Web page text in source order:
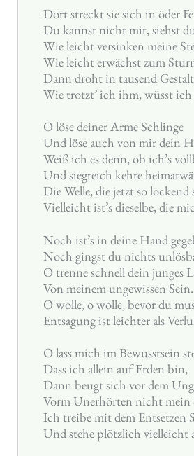
Dort streckt sie sich in öder
Du kannst nicht mit, siehst
Wie leicht versinken meine
Wie leicht erwächst zum
Dann droht in tausend
Wie trotzt’ ich ihm, wüsst
O löse deiner Arme Schlinge
Und löse auch von mir dein
Weiß ich es denn, ob ich’s
Und siegreich kehre
Die Welle, die jetzt so lockend
Vielleicht ist’s dieselbe, die
Noch ist’s in deine Hand
Noch gingst du nichts
O trenne schnell dein junges
Von meinem ungewissen Sein.
O wolle, o wolle, bevor du
Entsagung ist leichter als
O lass mich im Bewusstsein
Dass ich allein auf Erden bin,
Dann beugt sich vor dem
Vorm Unerhörten nicht mein
Ich treibe mit dem Entsetzen
Und stehe plötzlich vielleicht